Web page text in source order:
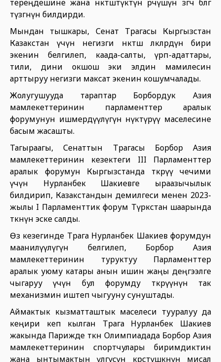
тереңдешине жана өнөктөштүктүн өрчүшүнө өзгөчө өбөлгө
түзгөнүн билдирди.
Мындан тышкары, Сенат Төрагасы Кыргызстан
Казакстан үчүн негизги өнөктөш өлкөлөрдүн бири
экенин белгилеп, каада-салты, үрп-адаттары,
тили, дини окшош эки элдин мамилесин
арттыруу негизги максат экенин кошумчалады.
Жолугушууда тараптар Борбордук Азия
мамлекеттеринин парламенттер аралык
форумунун ишмердүүлүгүн өнүктүрүү маселесине
басым жасашты.
Тагыраагы, Сенаттын Төрагасы Борбор Азия
мамлекеттеринин кезектеги III Парламенттер
аралык форумун Кыргызстанда өткөрүү чечими
үчүн Нурланбек Шакиевге ыраазычылык
билдирип, Казакстандын демилгеси менен 2023-
жылы I Парламенттик форум Түркстан шаарында
өткөнүн эске салды.
Өз кезегинде Төрага Нурланбек Шакиев форумдун
маанилүүлүгүн белгилеп, Борбор Азия
мамлекеттеринин туруктуу Парламенттер
аралык уюму катары анын ишин жаңы деңгээлге
чыгаруу үчүн бул форумду өткөрүүнүн так
механизмин иштеп чыгууну сунуштады.
Аймактык кызматташтык маселеси тууралуу да
кеңири кеп кылган Төрага Нурланбек Шакиев
жакында Парижде өткөн Олимпиадада Борбор Азия
мамлекеттеринин спортчулары биримдиктин
жана ынтымактын үлгүсүн көрсөтүшкөнүн мисал